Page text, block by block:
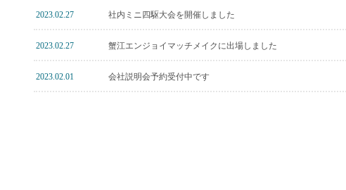
2023.02.27 社内ミニ四駆大会を開催しました
2023.02.27 蟹江エンジョイマッチメイクに出場しました
2023.02.01 会社説明会予約受付中です